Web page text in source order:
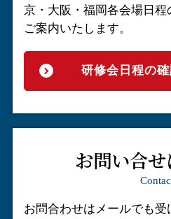
京・大阪・福岡各会場日
ご案内いたします。
研修会日程の
お問い合
お問合わせはメールでも受